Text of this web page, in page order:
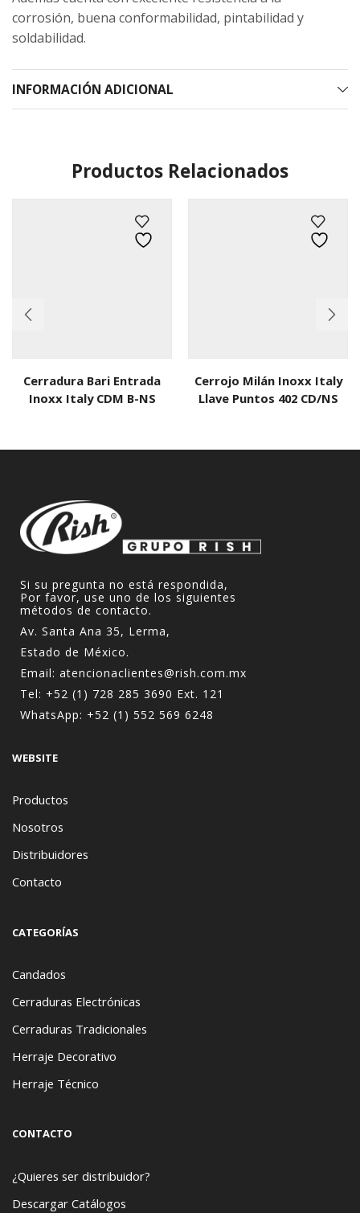
corrosión, buena conformabilidad, pintabilidad y
soldabilidad.
INFORMACIÓN ADICIONAL
Productos Relacionados
Cerradura Bari Entrada
Inoxx Italy CDM B-NS
Cerrojo Milán Inoxx Italy
Llave Puntos 402 CD/NS
Si su pregunta no está respondida,
Por favor, use uno de los siguientes
métodos de contacto.
Av. Santa Ana 35, Lerma,
Estado de México.
Email: atencionaclientes@rish.com.mx
Tel: +52 (1) 728 285 3690 Ext. 121
WhatsApp: +52 (1) 552 569 6248
WEBSITE
Productos
Nosotros
Distribuidores
Contacto
CATEGORÍAS
Candados
Cerraduras Electrónicas
Cerraduras Tradicionales
Herraje Decorativo
Herraje Técnico
CONTACTO
¿Quieres ser distribuidor?
Descargar Catálogos